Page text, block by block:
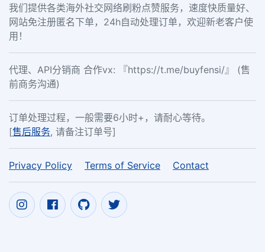
我们提供各类海外社交网络刷粉点赞服务，速度快质量好、
网站免注册匿名下单，24h自动处理订单，欢迎新老客户使
用！
代理、API分销商 合作vx: 『https://t.me/buyfensi/』 (售
前商务沟通)
订单处理过程，一般需要6小时+，请耐心等待。
[售后服务, 请备注订单号]
Privacy Policy Terms of Service Contact